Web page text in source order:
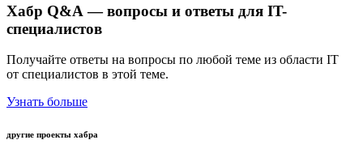
Хабр Q&A — вопросы и ответы для IT-
специалистов
Получайте ответы на вопросы по любой теме из области IT
от специалистов в этой теме.
Узнать больше
другие проекты хабра